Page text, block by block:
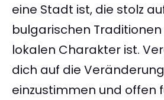
eine Stadt ist, die stolz
bulgarischen
lokalen Charakter ist.
dich auf die
einzustimmen und offen